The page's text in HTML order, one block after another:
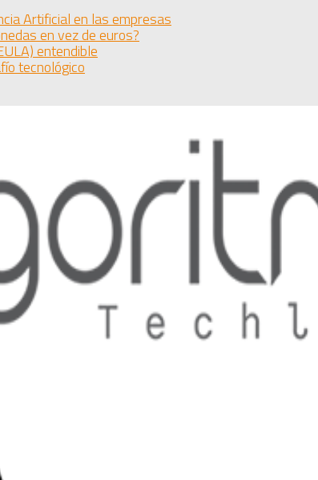
Artificial en las empresas
en vez de euros?
entendible
tecnológico